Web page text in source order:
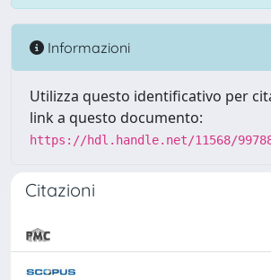
Informazioni
Utilizza questo identificativo per
link a questo documento:
https://hdl.handle.net/11568/
Citazioni